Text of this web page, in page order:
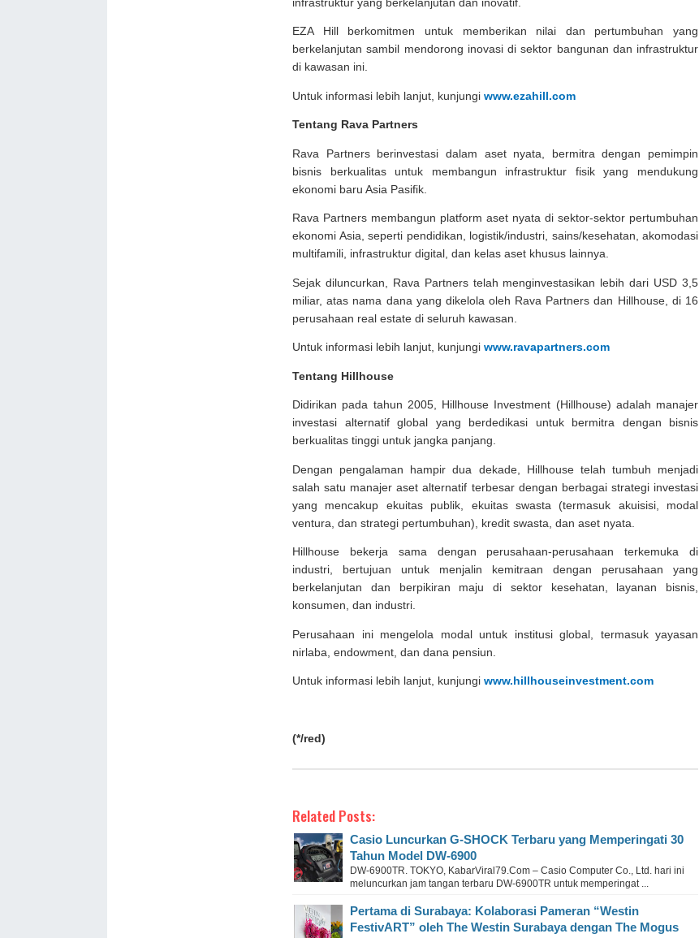
infrastruktur yang berkelanjutan dan inovatif.
EZA Hill berkomitmen untuk memberikan nilai dan pertumbuhan yang
berkelanjutan sambil mendorong inovasi di sektor bangunan dan infrastruktur
di kawasan ini.
Untuk informasi lebih lanjut, kunjungi www.ezahill.com
Tentang Rava Partners
Rava Partners berinvestasi dalam aset nyata, bermitra dengan pemimpin
bisnis berkualitas untuk membangun infrastruktur fisik yang mendukung
ekonomi baru Asia Pasifik.
Rava Partners membangun platform aset nyata di sektor-sektor pertumbuhan
ekonomi Asia, seperti pendidikan, logistik/industri, sains/kesehatan, akomodasi
multifamili, infrastruktur digital, dan kelas aset khusus lainnya.
Sejak diluncurkan, Rava Partners telah menginvestasikan lebih dari USD 3,5
miliar, atas nama dana yang dikelola oleh Rava Partners dan Hillhouse, di 16
perusahaan real estate di seluruh kawasan.
Untuk informasi lebih lanjut, kunjungi www.ravapartners.com
Tentang Hillhouse
Didirikan pada tahun 2005, Hillhouse Investment (Hillhouse) adalah manajer
investasi alternatif global yang berdedikasi untuk bermitra dengan bisnis
berkualitas tinggi untuk jangka panjang.
Dengan pengalaman hampir dua dekade, Hillhouse telah tumbuh menjadi
salah satu manajer aset alternatif terbesar dengan berbagai strategi investasi
yang mencakup ekuitas publik, ekuitas swasta (termasuk akuisisi, modal
ventura, dan strategi pertumbuhan), kredit swasta, dan aset nyata.
Hillhouse bekerja sama dengan perusahaan-perusahaan terkemuka di
industri, bertujuan untuk menjalin kemitraan dengan perusahaan yang
berkelanjutan dan berpikiran maju di sektor kesehatan, layanan bisnis,
konsumen, dan industri.
Perusahaan ini mengelola modal untuk institusi global, termasuk yayasan
nirlaba, endowment, dan dana pensiun.
Untuk informasi lebih lanjut, kunjungi www.hillhouseinvestment.com
(*/red)
Related Posts:
Casio Luncurkan G-SHOCK Terbaru yang Memperingati 30
Tahun Model DW-6900
DW-6900TR. TOKYO, KabarViral79.Com – Casio Computer Co., Ltd. hari ini
meluncurkan jam tangan terbaru DW-6900TR untuk memperingat ...
Pertama di Surabaya: Kolaborasi Pameran “Westin
FestivART” oleh The Westin Surabaya dengan The Mogus